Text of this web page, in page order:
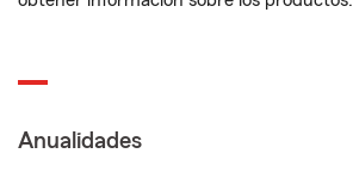
Anualidades